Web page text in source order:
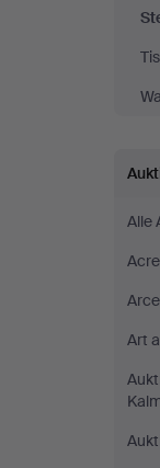
Alle
Art